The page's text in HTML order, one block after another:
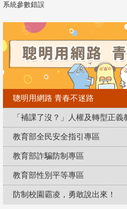
系統參數錯誤
聰明用網路 青春不迷路
「補課了沒？」人權及轉型正義
教育部全民安全指引專區
教育部詐騙防制專區
教育部性別平等專區
防制校園霸凌，勇敢說出來！